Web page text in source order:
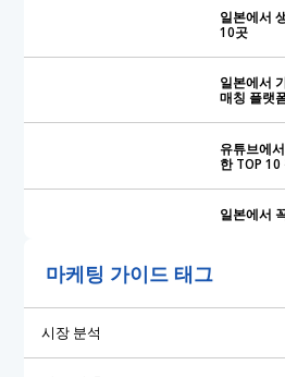
일본에서
10곳
일본에서
매칭 플랫
유튜브에
한 TOP 10
일본에서
마케팅 가이드 태그
시장 분석